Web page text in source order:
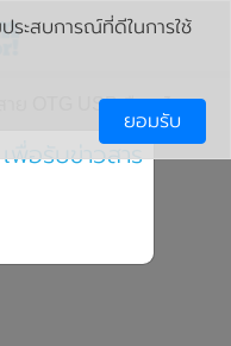
าย OTG USB คืออะไร
ยอะไร?
ระสบการณ์ที่ดีในการใช้
ยอมรับ
พื่อรับข่าวสาร